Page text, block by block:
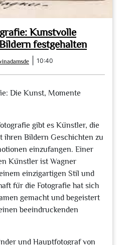
Kunstvolle
festgehalten
erwinadamsde
10:40
Die Kunst, Momente
gibt es Künstler, die
ihren Bildern Geschichten zu
einzufangen. Einer
Künstler ist Wagner
einzigartigen Stil und
für die Fotografie hat sich
gemacht und begeistert
beeindruckenden
und Hauptfotograf von